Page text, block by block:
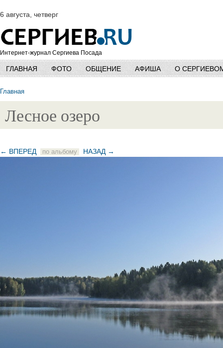
6 августа, четверг
Интернет-журнал Сергиева Посада
ГЛАВНАЯ ФОТО ОБЩЕНИЕ АФИША О
Главная
Лесное озеро
← ВПЕРЕД по альбому НАЗАД →